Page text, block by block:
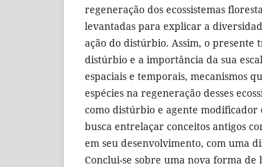
regeneração dos ecossistemas
levantadas para explicar a
ação do distúrbio. Assim, o presente
distúrbio e a importância da sua
espaciais e temporais, mecanismos
espécies na regeneração desses
como distúrbio e agente modificador
busca entrelaçar conceitos antigos
em seu desenvolvimento, com uma
Conclui-se sobre uma nova forma